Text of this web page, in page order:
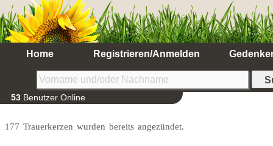
Home Registrieren/Anmelden
53 Benutzer Online
177 Trauerkerzen wurden bereits angezündet.